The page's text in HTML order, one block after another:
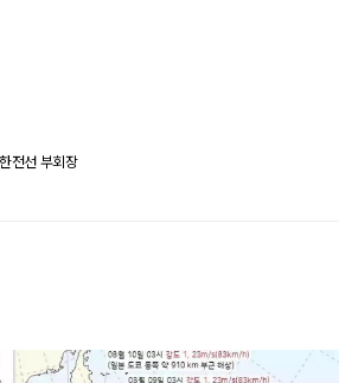
전선 부회장